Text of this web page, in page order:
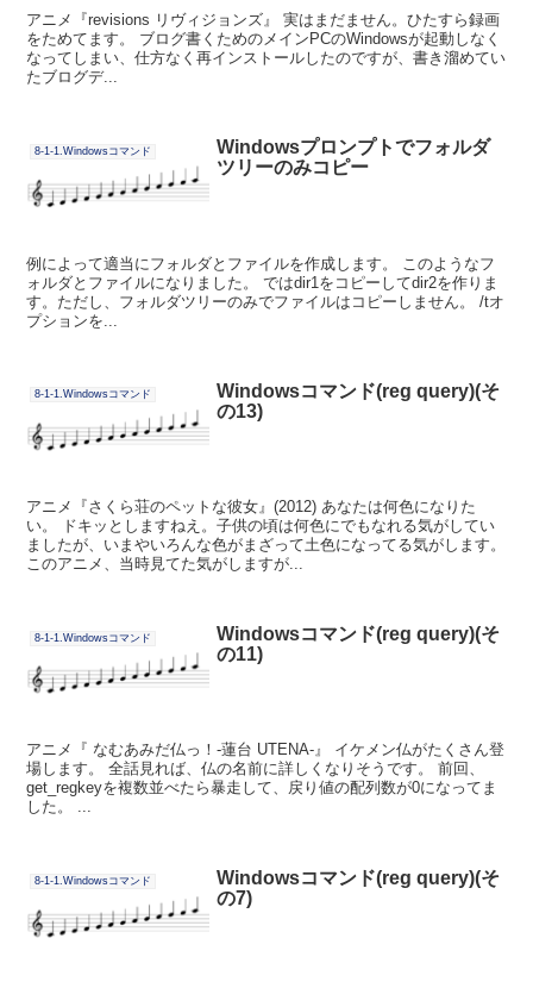
アニメ『revisions リヴィジョンズ』 実はまだません。ひたすら録画
をためてます。 ブログ書くためのメインPCのWindowsが起動しなく
なってしまい、仕方なく再インストールしたのですが、書き溜めてい
たブログデ...
8-1-1.Windowsコマンド
Windowsプロンプトでフォルダ
ツリーのみコピー
例によって適当にフォルダとファイルを作成します。 このようなフ
ォルダとファイルになりました。 ではdir1をコピーしてdir2を作りま
す。ただし、フォルダツリーのみでファイルはコピーしません。 /tオ
プションを...
8-1-1.Windowsコマンド
Windowsコマンド(reg query)(そ
の13)
アニメ『さくら荘のペットな彼女』(2012) あなたは何色になりた
い。 ドキッとしますねえ。子供の頃は何色にでもなれる気がしてい
ましたが、いまやいろんな色がまざって土色になってる気がします。
このアニメ、当時見てた気がしますが...
8-1-1.Windowsコマンド
Windowsコマンド(reg query)(そ
の11)
アニメ『 なむあみだ仏っ！-蓮台 UTENA-』 イケメン仏がたくさん登
場します。 全話見れば、仏の名前に詳しくなりそうです。 前回、
get_regkeyを複数並べたら暴走して、戻り値の配列数が0になってま
した。 ...
8-1-1.Windowsコマンド
Windowsコマンド(reg query)(そ
の7)